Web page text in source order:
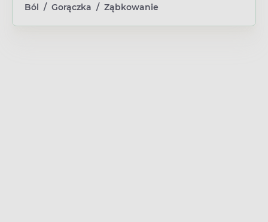
Ból / Gorączka / Ząbkowanie